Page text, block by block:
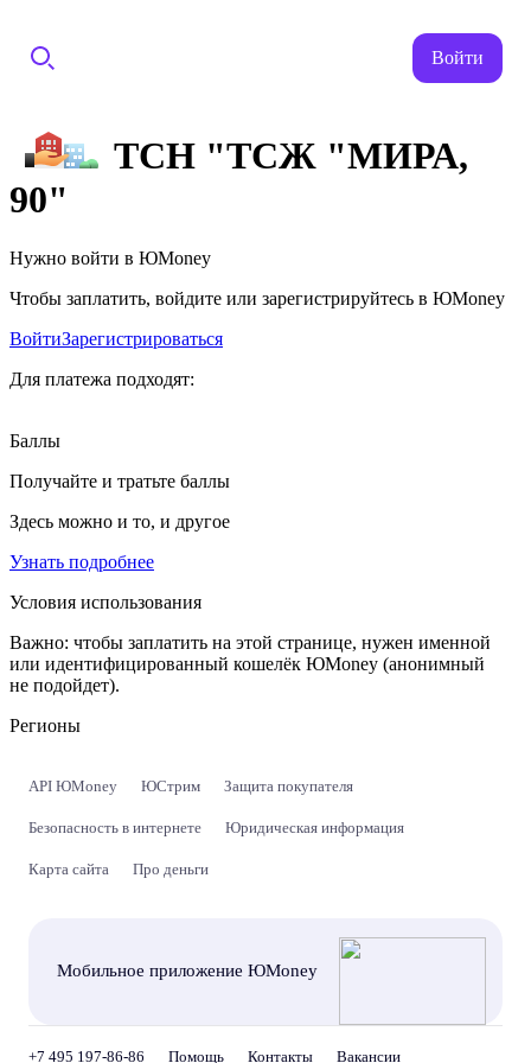
Войти
ТСН "ТСЖ "МИРА,
90"
Нужно войти в ЮMoney
Чтобы заплатить, войдите или зарегистрируйтесь в ЮMoney
ВойтиЗарегистрироваться
Для платежа подходят:
Баллы
Получайте и тратьте баллы
Здесь можно и то, и другое
Узнать подробнее
Условия использования
Важно: чтобы заплатить на этой странице, нужен именной
или идентифицированный кошелёк ЮMoney (анонимный
не подойдет).
Регионы
API ЮMoney ЮСтрим Защита покупателя
Безопасность в интернете Юридическая информация
Карта сайта Про деньги
Мобильное приложение ЮMoney
+7 495 197-86-86 Помощь Контакты Вакансии